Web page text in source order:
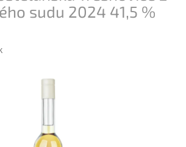
sudu 2024 41,5 %